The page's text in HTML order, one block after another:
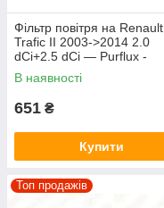
Фільтр повітря на Renault
Trafic II 2003->2014 2.0
dCi+2.5 dCi — Purflux -
PXA1161
В наявності
651 ₴
Купити
Топ продажів